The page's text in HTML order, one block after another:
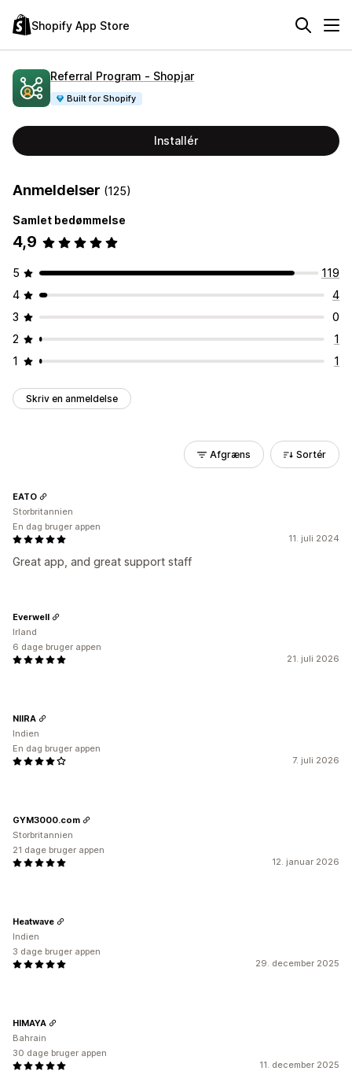
Shopify App Store
Referral Program ‑ Shopjar
Built for Shopify
Installér
Anmeldelser (125)
Samlet bedømmelse
4,9
5
119
4
4
3
0
2
1
1
1
Skriv en anmeldelse
Afgræns Sortér
11. juli 2024
Great app, and great support staff
EATO
Storbritannien
En dag bruger appen
21. juli 2026
Everwell
Irland
6 dage bruger appen
7. juli 2026
NIIRA
Indien
En dag bruger appen
12. januar 2026
GYM3000.com
Storbritannien
21 dage bruger appen
29. december 2025
Heatwave
Indien
3 dage bruger appen
11. december 2025
HIMAYA
Bahrain
30 dage bruger appen